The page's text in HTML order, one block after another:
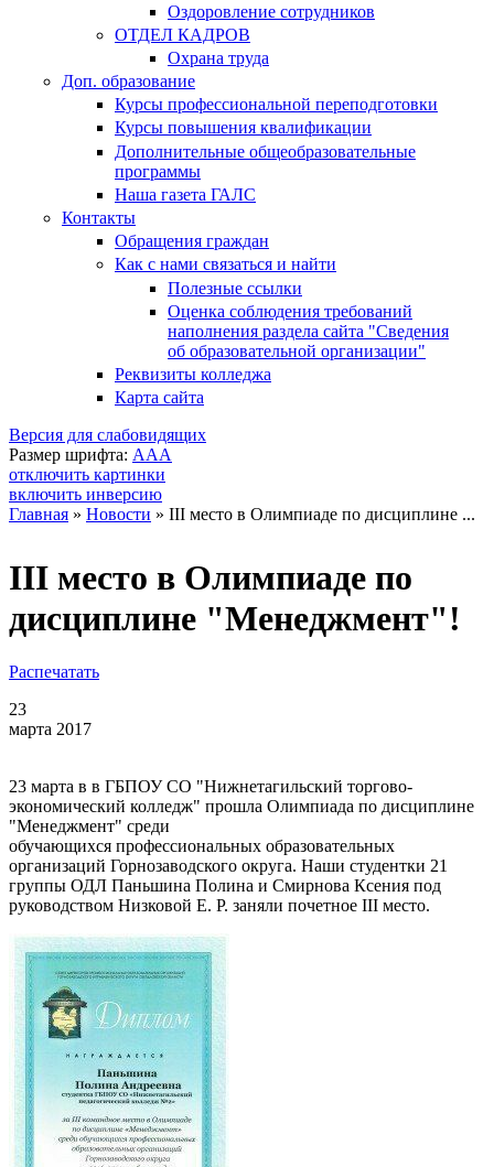
Оздоровление сотрудников
ОТДЕЛ КАДРОВ
Охрана труда
Доп. образование
Курсы профессиональной переподготовки
Курсы повышения квалификации
Дополнительные общеобразовательные
программы
Наша газета ГАЛС
Контакты
Обращения граждан
Как с нами связаться и найти
Полезные ссылки
Оценка соблюдения требований
наполнения раздела сайта "Сведения
об образовательной организации"
Реквизиты колледжа
Карта сайта
Версия для слабовидящих
Размер шрифта: AAA
отключить картинки
включить инверсию
Главная » Новости » III место в Олимпиаде по дисциплине ...
III место в Олимпиаде по
дисциплине "Менеджмент"!
Распечатать
23
марта 2017
23 марта в в ГБПОУ СО "Нижнетагильский торгово-
экономический колледж" прошла Олимпиада по дисциплине
"Менеджмент" среди
обучающихся профессиональных образовательных
организаций Горнозаводского округа. Наши студентки 21
группы ОДЛ Паньшина Полина и Смирнова Ксения под
руководством Низковой Е. Р. заняли почетное III место.